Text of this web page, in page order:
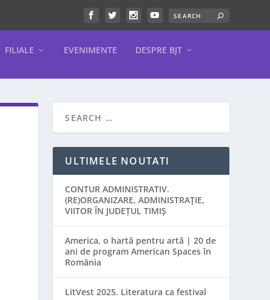
FILIALE EVENIMENTE DESPRE BJT
ULTIMELE NOUTATI
CONTUR ADMINISTRATIV.
(RE)ORGANIZARE, ADMINISTRAŢIE,
VIITOR ÎN JUDEȚUL TIMIȘ
America, o hartă pentru artă | 20 de
ani de program American Spaces în
România
LitVest 2025. Literatura ca festival